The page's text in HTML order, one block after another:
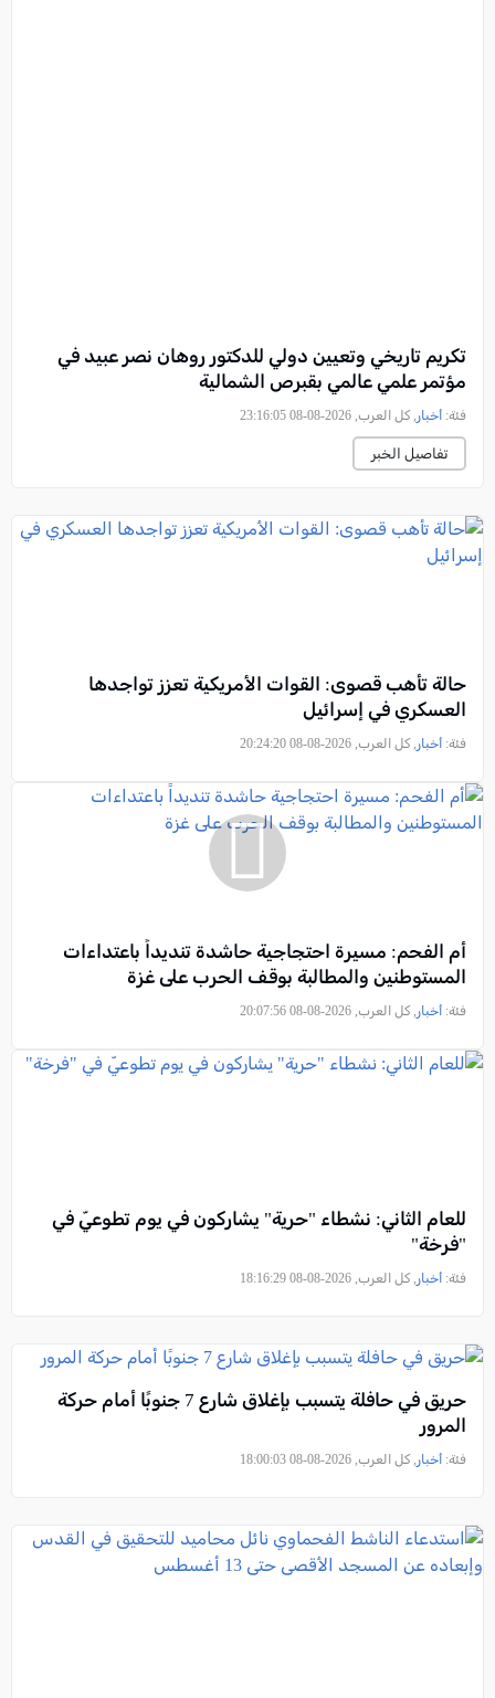
تكريم تاريخي وتعيين دولي للدكتور روهان نصر عبيد في
مؤتمر علمي عالمي بقبرص الشمالية
فئة: أخبار , كل العرب, 2026-08-08 23:16:05
تفاصيل الخبر
حالة تأهب قصوى: القوات الأمريكية تعزز تواجدها
العسكري في إسرائيل
فئة: أخبار , كل العرب, 2026-08-08 20:24:20
أم الفحم: مسيرة احتجاجية حاشدة تنديداً باعتداءات
المستوطنين والمطالبة بوقف الحرب على غزة
فئة: أخبار , كل العرب, 2026-08-08 20:07:56
للعام الثاني: نشطاء "حرية" يشاركون في يوم تطوعيّ في
"فرخة"
فئة: أخبار , كل العرب, 2026-08-08 18:16:29
حريق في حافلة يتسبب بإغلاق شارع 7 جنوبًا أمام حركة
المرور
فئة: أخبار , كل العرب, 2026-08-08 18:00:03